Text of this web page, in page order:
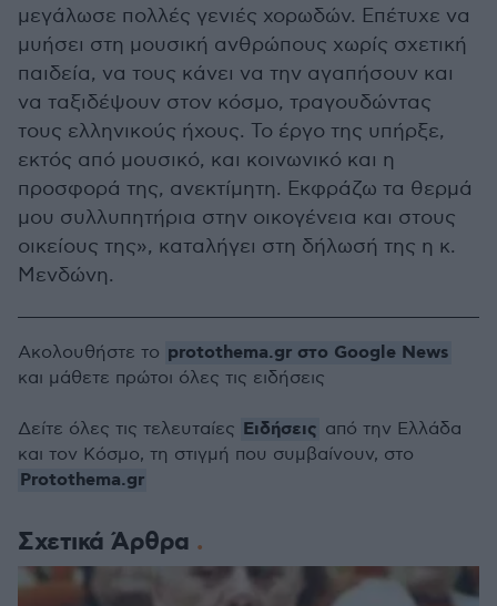
μεγάλωσε πολλές γενιές χορωδών. Επέτυχε να
μυήσει στη μουσική ανθρώπους χωρίς σχετική
παιδεία, να τους κάνει να την αγαπήσουν και
να ταξιδέψουν στον κόσμο, τραγουδώντας
τους ελληνικούς ήχους. Το έργο της υπήρξε,
εκτός από μουσικό, και κοινωνικό και η
προσφορά της, ανεκτίμητη. Εκφράζω τα θερμά
μου συλλυπητήρια στην οικογένεια και στους
οικείους της», καταλήγει στη δήλωσή της η κ.
Μενδώνη.
Σχετικά Άρθρα
Ακολουθήστε το protothema.gr στο Google News
και μάθετε πρώτοι όλες τις ειδήσεις
Δείτε όλες τις τελευταίες Ειδήσεις από την Ελλάδα
και τον Κόσμο, τη στιγμή που συμβαίνουν, στο
Protothema.gr